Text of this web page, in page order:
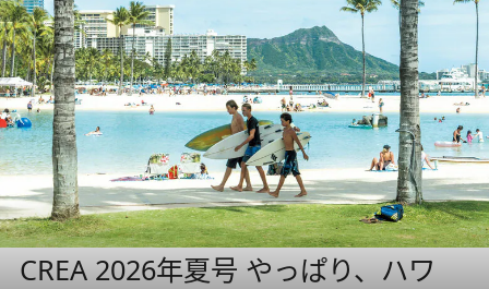
CREA 2026年夏号 やっぱり、ハワ